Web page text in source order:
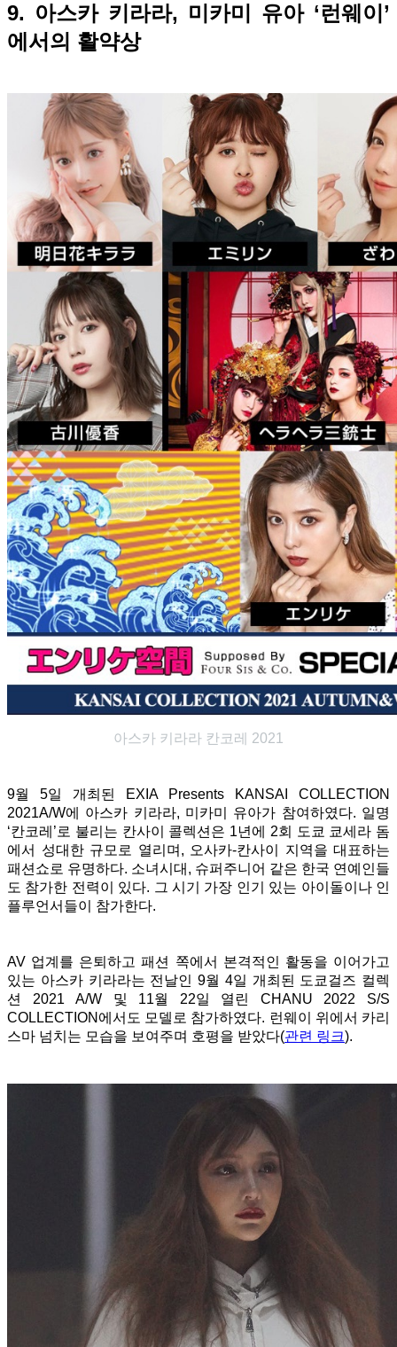
9. 아스카 키라라, 미카미 유아 ‘런웨이’
에서의 활약상
아스카 키라라 칸코레 2021
9월 5일 개최된 EXIA Presents KANSAI COLLECTION
2021A/W에 아스카 키라라, 미카미 유아가 참여하였다. 일명
‘칸코레’로 불리는 칸사이 콜렉션은 1년에 2회 도쿄 쿄세라 돔
에서 성대한 규모로 열리며, 오사카-칸사이 지역을 대표하는
패션쇼로 유명하다. 소녀시대, 슈퍼주니어 같은 한국 연예인들
도 참가한 전력이 있다. 그 시기 가장 인기 있는 아이돌이나 인
플루언서들이 참가한다.
AV 업계를 은퇴하고 패션 쪽에서 본격적인 활동을 이어가고
있는 아스카 키라라는 전날인 9월 4일 개최된 도쿄걸즈 컬렉
션 2021 A/W 및 11월 22일 열린 CHANU 2022 S/S
COLLECTION에서도 모델로 참가하였다. 런웨이 위에서 카리
스마 넘치는 모습을 보여주며 호평을 받았다(관련 링크).